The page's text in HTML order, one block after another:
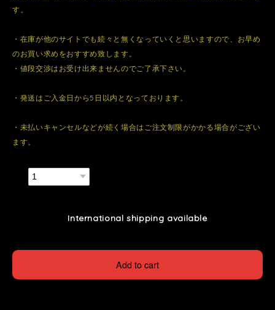
す。
・在庫が他のサイトでも続々と無くなっていくと思いますので、お早め
のお買い求めをおすすめ致します。
・値段交渉はお受け出来ませんのでご了承下さい。
・発送はご入金日から5日以内となっております。
・未払いキャンセルなどが続く場合はご注文制限がかかる場合がござい
ます。
International shipping available
Add to cart